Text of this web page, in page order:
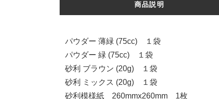
商品説明
パウダー 薄緑 (75cc) １袋
パウダー 緑 (75cc) １袋
砂利 ブラウン (20g) １袋
砂利 ミックス (20g) １袋
砂利模様紙 260mmx260mm 1枚